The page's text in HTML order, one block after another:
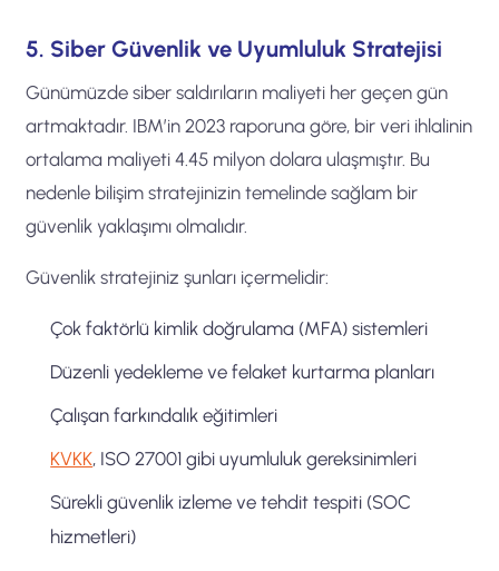
5. Siber Güvenlik ve Uyumluluk Stratejisi
Günümüzde siber saldırıların maliyeti her geçen gün
artmaktadır. IBM’in 2023 raporuna göre, bir veri ihlalinin
ortalama maliyeti 4.45 milyon dolara ulaşmıştır. Bu
nedenle bilişim stratejinizin temelinde sağlam bir
güvenlik yaklaşımı olmalıdır.
Güvenlik stratejiniz şunları içermelidir:
Çok faktörlü kimlik doğrulama (MFA) sistemleri
Düzenli yedekleme ve felaket kurtarma planları
Çalışan farkındalık eğitimleri
KVKK, ISO 27001 gibi uyumluluk gereksinimleri
Sürekli güvenlik izleme ve tehdit tespiti (SOC
hizmetleri)